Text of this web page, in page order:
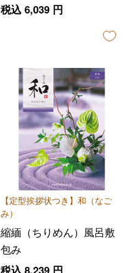
税込 6,039円
【定型挨拶状つき】和（なご
み）
縮緬（ちりめん）風呂敷
包み
税込 8,239円